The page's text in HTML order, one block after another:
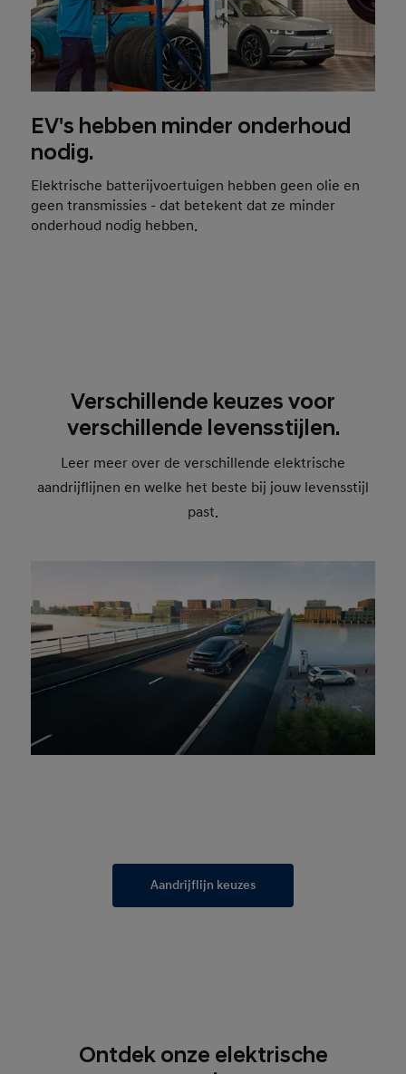
EV's hebben minder onderhoud
nodig.
Elektrische batterijvoertuigen hebben geen olie en
geen transmissies - dat betekent dat ze minder
onderhoud nodig hebben.
Verschillende keuzes voor
verschillende levensstijlen.
Leer meer over de verschillende elektrische
aandrijflijnen en welke het beste bij jouw levensstijl
past.
Aandrijflijn keuzes
Ontdek onze elektrische